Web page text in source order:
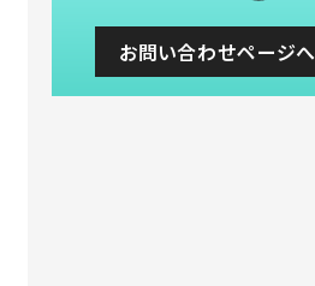
お問い合わせページへ